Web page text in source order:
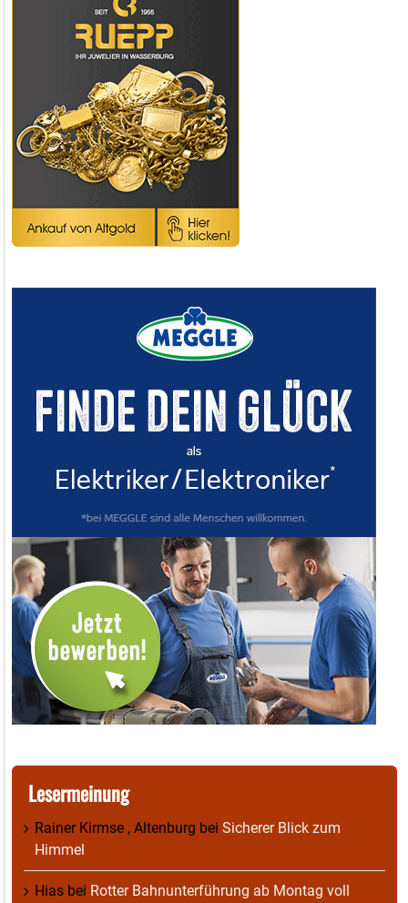
Lesermeinung
Rainer Kirmse , Altenburg bei Sicherer Blick zum
Himmel
Hias bei Rotter Bahnunterführung ab Montag voll